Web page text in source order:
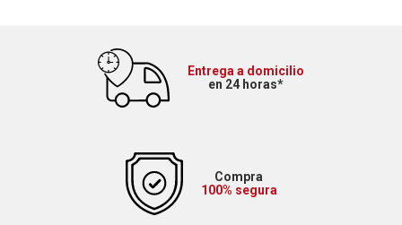
Entrega a domicilio
en 24 horas*
Compra
100% segura